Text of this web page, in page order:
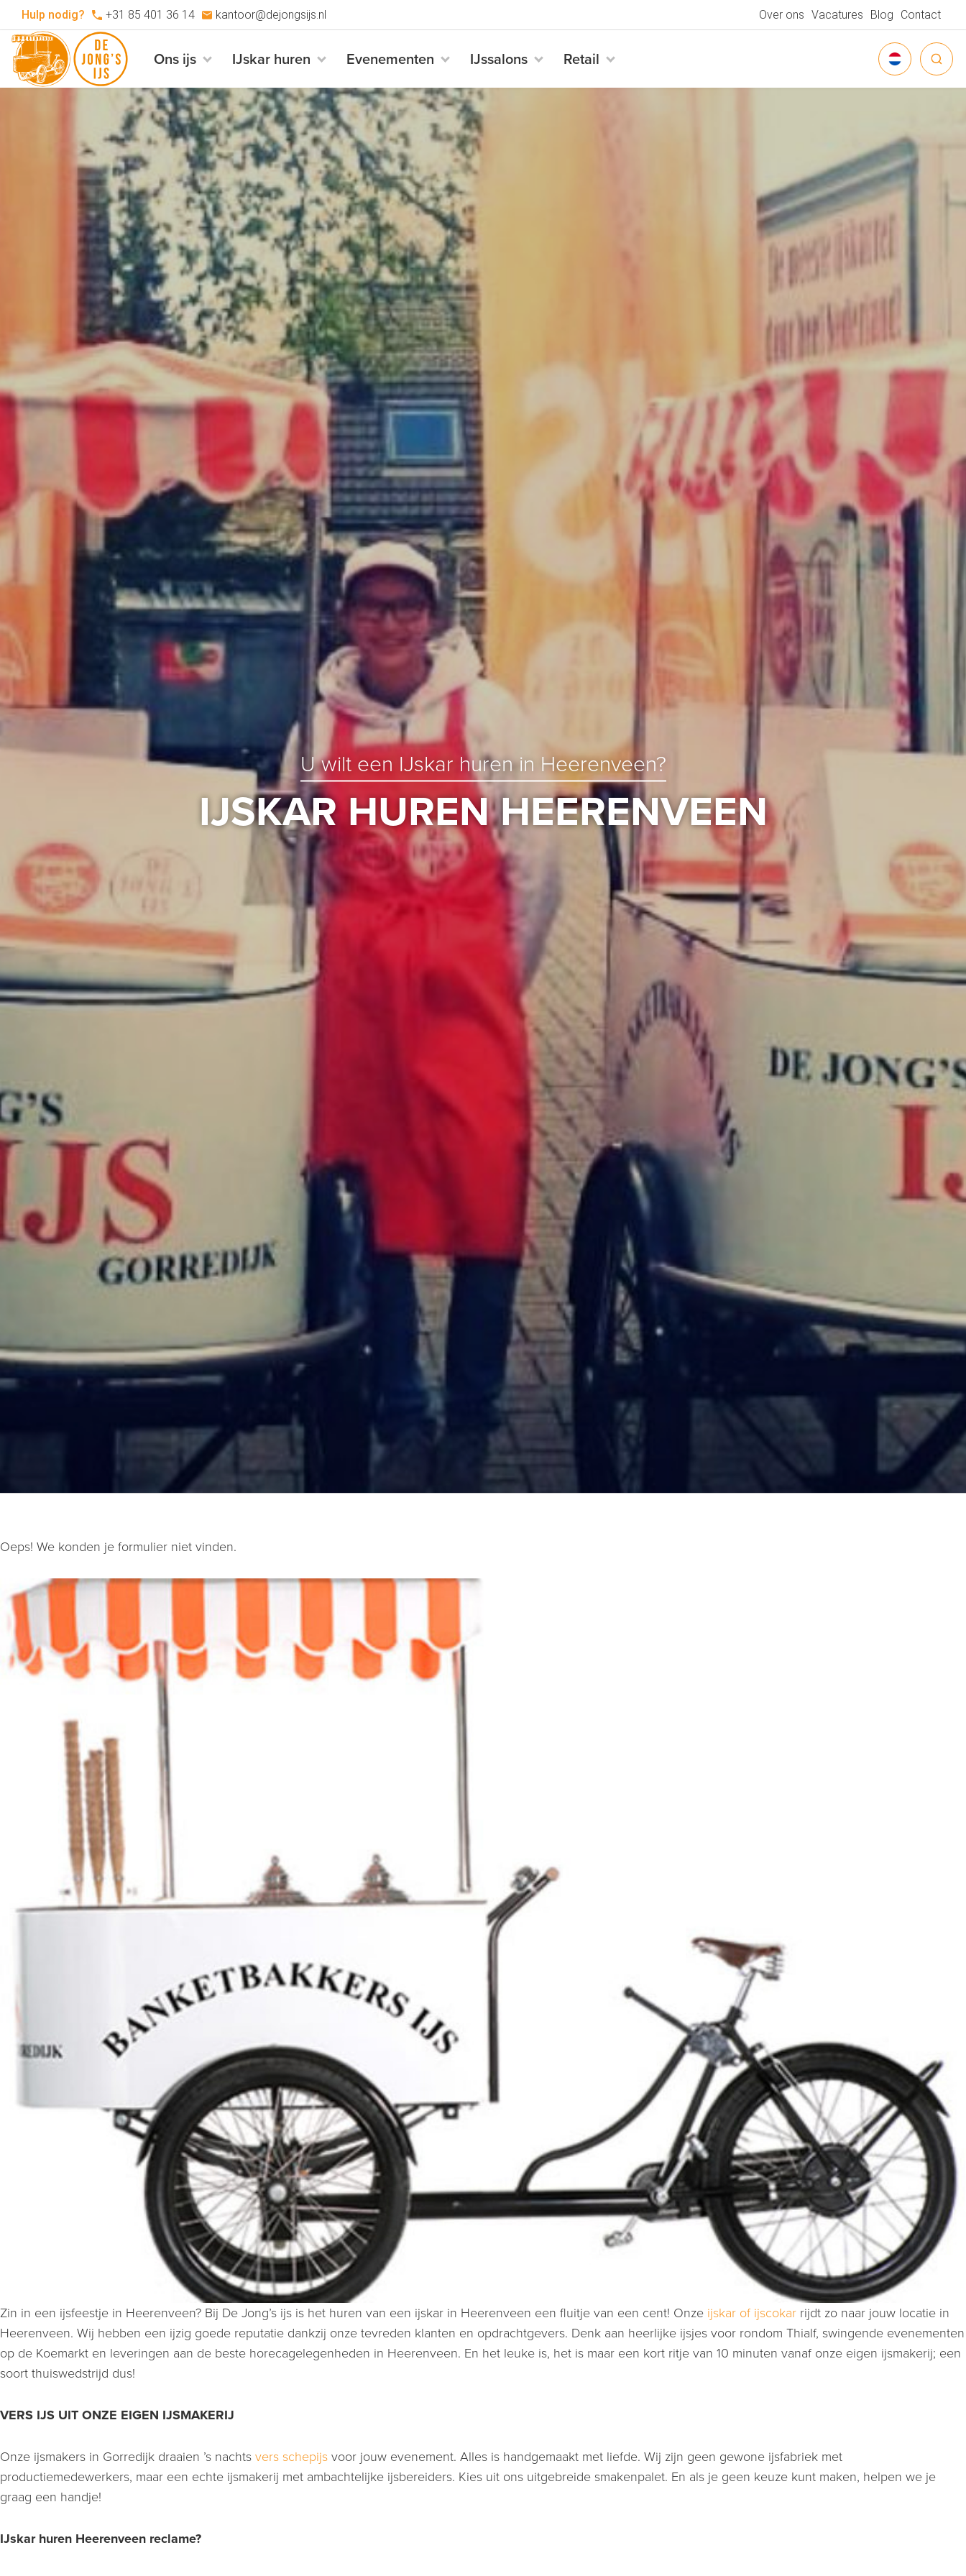
Hulp nodig? +31 85 401 36 14 kantoor@dejongsijs.nl Over ons Vacatures Blog Contact
DEUTSCH
ENGLISH
Ons ijs IJskar huren Evenementen IJssalons Retail
U wilt een IJskar huren in Heerenveen?
IJSKAR HUREN HEERENVEEN
Oeps! We konden je formulier niet vinden.
Zin in een ijsfeestje in Heerenveen? Bij De Jong’s ijs is het huren van een ijskar in Heerenveen een fluitje van een cent! Onze ijskar of ijscokar rijdt zo naar jouw locatie in
Heerenveen. Wij hebben een ijzig goede reputatie dankzij onze tevreden klanten en opdrachtgevers. Denk aan heerlijke ijsjes voor rondom Thialf, swingende evenementen
op de Koemarkt en leveringen aan de beste horecagelegenheden in Heerenveen. En het leuke is, het is maar een kort ritje van 10 minuten vanaf onze eigen ijsmakerij; een
soort thuiswedstrijd dus!
VERS IJS UIT ONZE EIGEN IJSMAKERIJ
Onze ijsmakers in Gorredijk draaien ’s nachtsvers schepijsvoor jouw evenement. Alles is handgemaakt met liefde. Wij zijn geen gewone ijsfabriek met
productiemedewerkers, maar een echte ijsmakerij met ambachtelijke ijsbereiders. Kies uit ons uitgebreide smakenpalet. En als je geen keuze kunt maken, helpen we je
graag een handje!
IJskar huren Heerenveen reclame?